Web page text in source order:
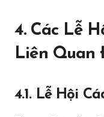
4. Các Lễ
Liên Quan
4.1. Lễ Hội